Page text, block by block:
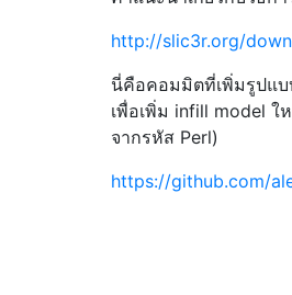
http://slic3r.org/
นี่คือคอมมิตที่เพิ่มรูปแ
เพื่อเพิ่ม infill model
จากรหัส Perl)
https://github.com/